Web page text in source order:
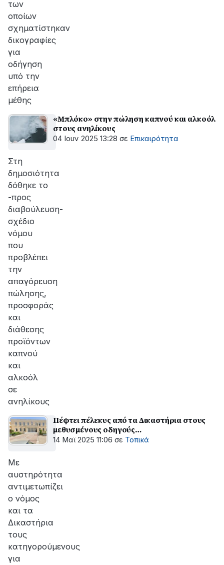
των
οποίων
σχηματίστηκαν
δικογραφίες
για
οδήγηση
υπό την
επήρεια
μέθης
«Μπλόκο» στην πώληση καπνού και αλκοόλ
στους ανηλίκους
04 Ιουν 2025 13:28 σε Επικαιρότητα
Στη
δημοσιότητα
δόθηκε το
-προς
διαβούλευση-
σχέδιο
νόμου
που
προβλέπει
την
απαγόρευση
πώλησης,
προσφοράς
και
διάθεσης
προϊόντων
καπνού
και
αλκοόλ
σε
ανηλίκους
Πέφτει πέλεκυς από τα Δικαστήρια στους
μεθυσμένους οδηγούς…
14 Μαϊ 2025 11:06 σε Τοπικά
Με
αυστηρότητα
αντιμετωπίζει
ο νόμος
και τα
Δικαστήρια
τους
κατηγορούμενους
για